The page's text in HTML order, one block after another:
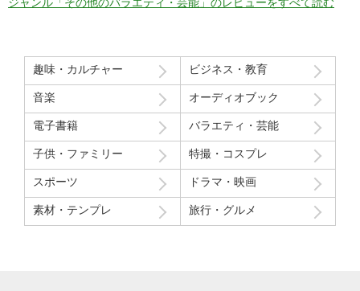
う」という趣旨の発言と「パイを食らう事はなんとも無い」とい
う趣旨の２つの部分ちょっと気分下がってしまったw
Route207さんいつも良い作品をありがとうございます！
初レビューですが、よく購入させて貰ってます！
ジャンル「その他のバラエティ・芸能」のレビューをすべて読む
趣味・カルチャー ビジネス・教育
音楽 オーディオブック
電子書籍 バラエティ・芸能
子供・ファミリー 特撮・コスプレ
スポーツ ドラマ・映画
素材・テンプレ 旅行・グルメ